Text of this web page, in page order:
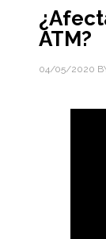
ATM?
04/05/2020